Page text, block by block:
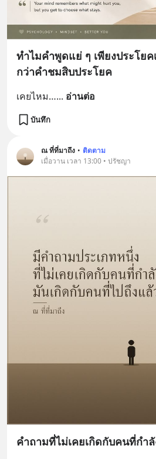
ทำไมคำพูดแย่ ๆ เพียงประโย
กว่าคำชมสิบประโยค
เคยไหม…... อ่านต่อ
บันทึก
ณ ที่ที่มาถึง • ติดตาม
เมื่อวาน เวลา 13:00 • ปรัชญา
คำถามที่ไม่เคยเกิดกับคนที่กำ